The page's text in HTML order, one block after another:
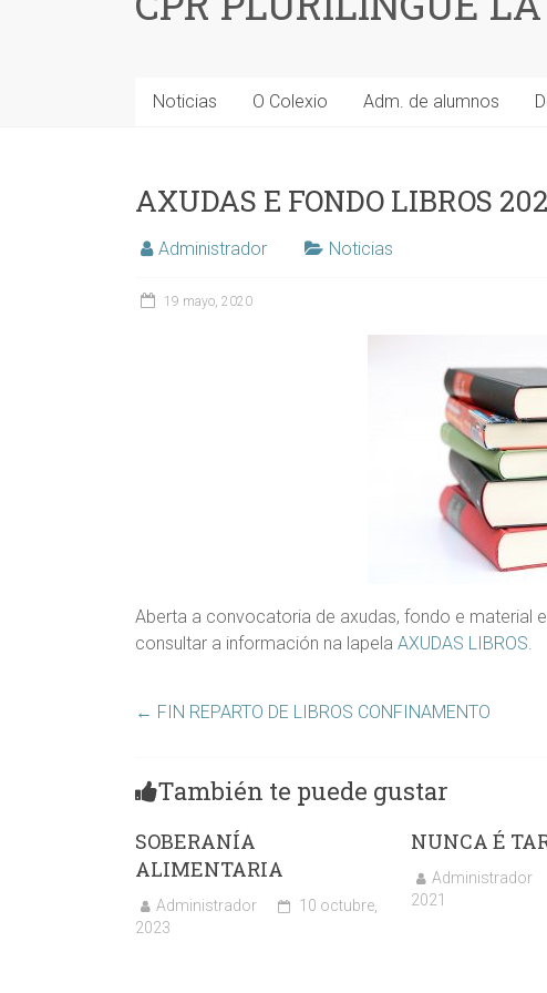
Noticias O Colexio Adm. de alumnos
AXUDAS E FONDO LIBROS
Administrador Noticias
19 mayo, 2020
Aberta a convocatoria de axudas, fondo e material
consultar a información na lapela AXUDAS LIBROS.
← FIN REPARTO DE LIBROS CONFINAMENTO
También te puede gustar
SOBERANÍA
ALIMENTARIA
Administrador
10 octubre,
2023
NUNCA É
Administrador
2021